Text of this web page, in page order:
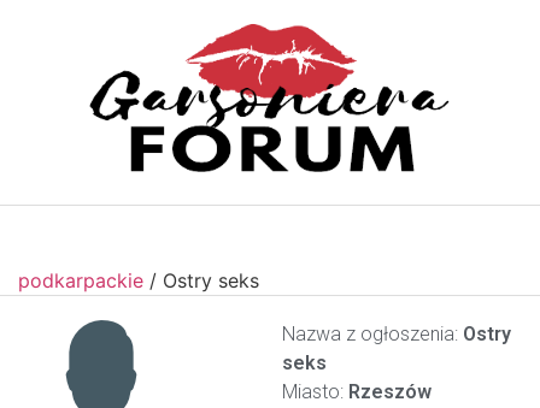
podkarpackie / Ostry seks
Nazwa z ogłoszenia: Ostry
seks
Miasto: Rzeszów